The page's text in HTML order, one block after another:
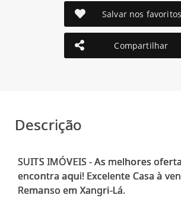
Salvar nos favoritos
Compartilhar
Descrição
SUITS IMÓVEIS - As melhores
encontra aqui! Excelente Casa à
Remanso em Xangri-Lá.